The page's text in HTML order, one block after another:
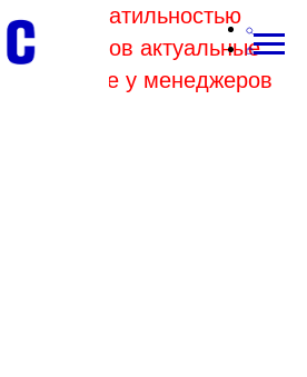
волатильностью
комбинатов актуальные
уточняйте у менеджеров